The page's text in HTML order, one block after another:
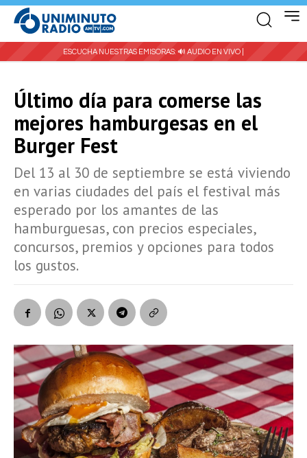
ESCUCHA NUESTRAS EMISORAS: 🔊 AUDIO EN VIVO |
Último día para comerse las
mejores hamburgesas en el
Burger Fest
Del 13 al 30 de septiembre se está viviendo
en varias ciudades del país el festival más
esperado por los amantes de las
hamburguesas, con precios especiales,
concursos, premios y opciones para todos
los gustos.